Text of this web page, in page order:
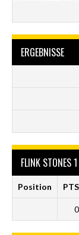
ERGEBNISSE
FLINK STONES 1
Position PTS
0